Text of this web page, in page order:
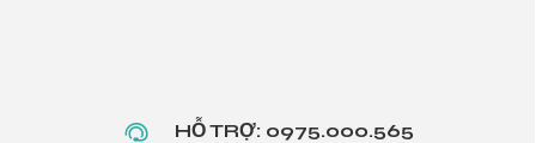
HỖ TRỢ: 0975.000.565